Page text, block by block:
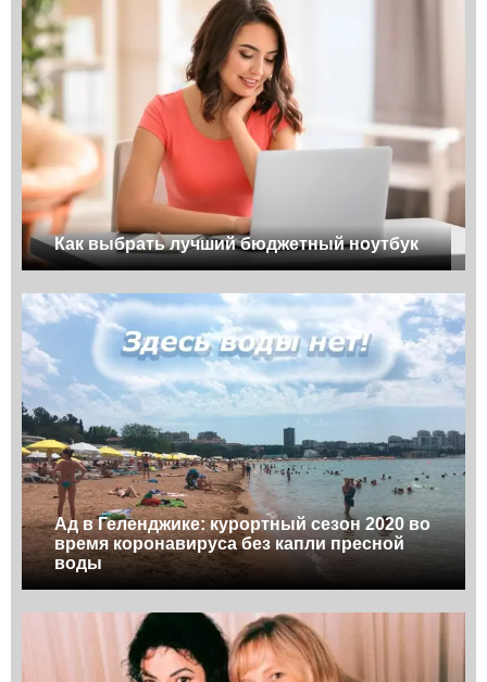
Как выбрать лучший бюджетный ноутбук
Ад в Геленджике: курортный сезон 2020 во
время коронавируса без капли пресной
воды